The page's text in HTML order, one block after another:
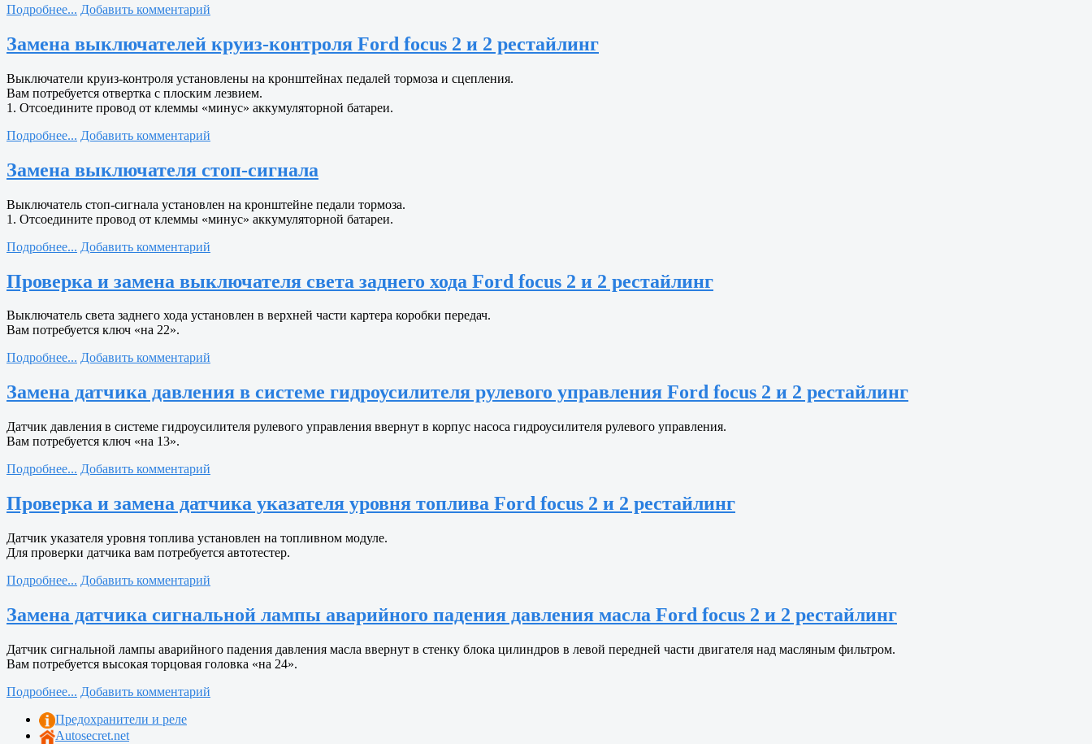
Подробнее... Добавить комментарий
Замена выключателей круиз-контроля Ford focus 2 и 2 рестайлинг
Выключатели круиз-контроля установлены на кронштейнах педалей тормоза и сцепления.
Вам потребуется отвертка с плоским лезвием.
1. Отсоедините провод от клеммы «минус» аккумуляторной батареи.
Подробнее... Добавить комментарий
Замена выключателя стоп-сигнала
Выключатель стоп-сигнала установлен на кронштейне педали тормоза.
1. Отсоедините провод от клеммы «минус» аккумуляторной батареи.
Подробнее... Добавить комментарий
Проверка и замена выключателя света заднего хода Ford focus 2 и 2 рестайлинг
Выключатель света заднего хода установлен в верхней части картера коробки передач.
Вам потребуется ключ «на 22».
Подробнее... Добавить комментарий
Замена датчика давления в системе гидроусилителя рулевого управления Ford focus 2 и 2 рестайлинг
Датчик давления в системе гидроусилителя рулевого управления ввернут в корпус насоса гидроусилителя рулевого управления.
Вам потребуется ключ «на 13».
Подробнее... Добавить комментарий
Проверка и замена датчика указателя уровня топлива Ford focus 2 и 2 рестайлинг
Датчик указателя уровня топлива установлен на топливном модуле.
Для проверки датчика вам потребуется автотестер.
Подробнее... Добавить комментарий
Замена датчика сигнальной лампы аварийного падения давления масла Ford focus 2 и 2 рестайлинг
Датчик сигнальной лампы аварийного падения давления масла ввернут в стенку блока цилиндров в левой передней части двигателя над масляным фильтром.
Вам потребуется высокая торцовая головка «на 24».
Подробнее... Добавить комментарий
Предохранители и реле
Autosecret.net